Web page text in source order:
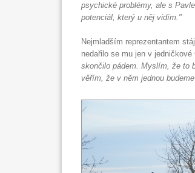
psychické problémy, ale s
potenciál, který u něj vidím."
Nejmladším reprezentantem
nedařilo se mu jen v
skončilo pádem. Myslím, že to
věřím, že v něm jednou